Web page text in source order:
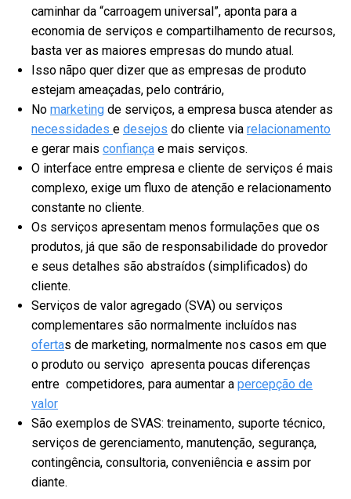
caminhar da “carroagem universal”, aponta para a
economia de serviços e compartilhamento de recursos,
basta ver as maiores empresas do mundo atual.
Isso nãpo quer dizer que as empresas de produto
estejam ameaçadas, pelo contrário,
No marketing de serviços, a empresa busca atender as
necessidades e desejos do cliente via relacionamento
e gerar mais confiança e mais serviços.
O interface entre empresa e cliente de serviços é mais
complexo, exige um fluxo de atenção e relacionamento
constante no cliente.
Os serviços apresentam menos formulações que os
produtos, já que são de responsabilidade do provedor
e seus detalhes são abstraídos (simplificados) do
cliente.
Serviços de valor agregado (SVA) ou serviços
complementares são normalmente incluídos nas
ofertas de marketing, normalmente nos casos em que
o produto ou serviço apresenta poucas diferenças
entre competidores, para aumentar a percepção de
valor
São exemplos de SVAS: treinamento, suporte técnico,
serviços de gerenciamento, manutenção, segurança,
contingência, consultoria, conveniência e assim por
diante.